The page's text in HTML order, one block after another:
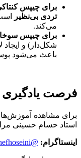
برای چیپس
تردی بی‌نظیر
می‌کند.
برای چیپس
شکل‌دار) و ایجاد
باعث می‌شود
فرصت یادگیری
برای مشاهده
استاد حسام حسینی
اینستاگرام: @chefhoseini